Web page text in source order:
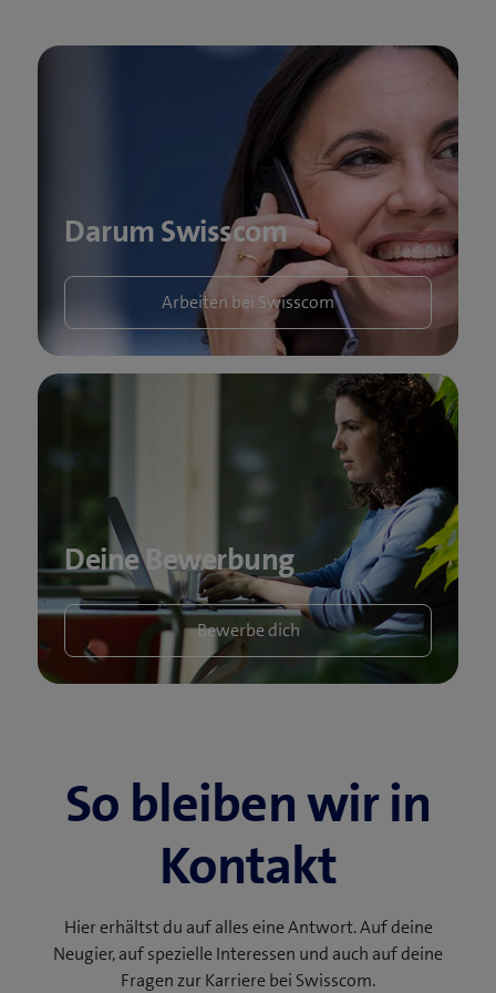
Darum Swisscom
Arbeiten bei Swisscom
Deine Bewerbung
Bewerbe dich
So bleiben wir in
Kontakt
Hier erhältst du auf alles eine Antwort. Auf deine
Neugier, auf spezielle Interessen und auch auf deine
Fragen zur Karriere bei Swisscom.